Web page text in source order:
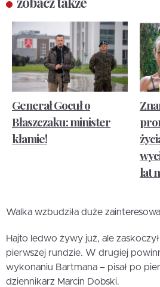
Generał Gocuł o
Błaszczaku: minister
kłamie!
lat
Walka wzbudziła duże
Hajto ledwo żywy już, ale
pierwszej rundzie. W drugiej
wykonaniu Bartmana – pisał po
dziennikarz Marcin Dobski.